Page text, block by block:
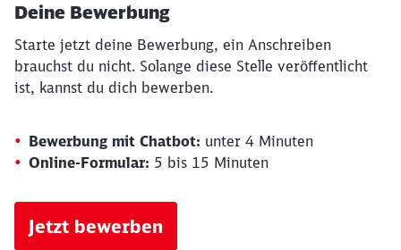
Deine Bewerbung
Starte jetzt deine Bewerbung, ein Anschreiben
brauchst du nicht. Solange diese Stelle veröffentlicht
ist, kannst du dich bewerben.
Bewerbung mit Chatbot: unter 4 Minuten
Online-Formular: 5 bis 15 Minuten
Jetzt bewerben